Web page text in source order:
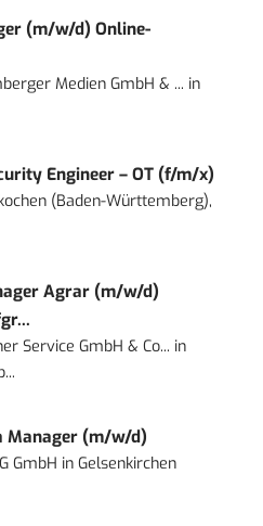
(m/w/d) Online-
Medien GmbH & ... in
Engineer – OT (f/m/x)
(Baden-Württemberg),
Agrar (m/w/d)
Service GmbH & Co... in
Manager (m/w/d)
GmbH inGelsenkirchen